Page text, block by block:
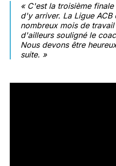
« C'est la troisième
d'y arriver. La Ligue
nombreux mois de
d'ailleurs souligné le
Nous devons être
suite. »